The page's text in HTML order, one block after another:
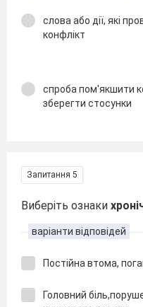
слова або дії, які
конфлікт
спроба пом'якшити
зберегти стосунки
Запитання 5
Виберіть ознаки
варіанти відповідей
Постійна втома,
Головний